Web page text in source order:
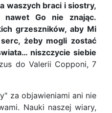
waszych braci i siostry,
nawet Go nie znając.
grzeszników, aby Mi
żeby mogli zostać
niszczycie siebie
do Valerii Copponi, 7
za objawieniami ani nie
Nauki naszej wiary,